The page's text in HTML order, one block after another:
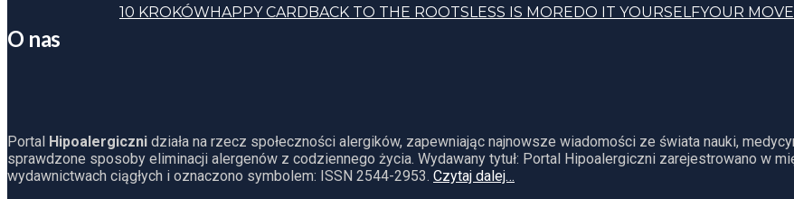
10 KROKÓWHAPPY CARDBACK TO THE ROOTSLESS IS MOREDO IT YOURSELFYOUR MOVE
O nas
Portal Hipoalergiczni działa na rzecz społeczności alergików, zapewniając najnowsze wiadomości ze świata nauki,
sprawdzone sposoby eliminacji alergenów z codziennego życia. Wydawany tytuł: Portal Hipoalergiczni zarejestrowano w
wydawnictwach ciągłych i oznaczono symbolem: ISSN 2544-2953. Czytaj dalej…